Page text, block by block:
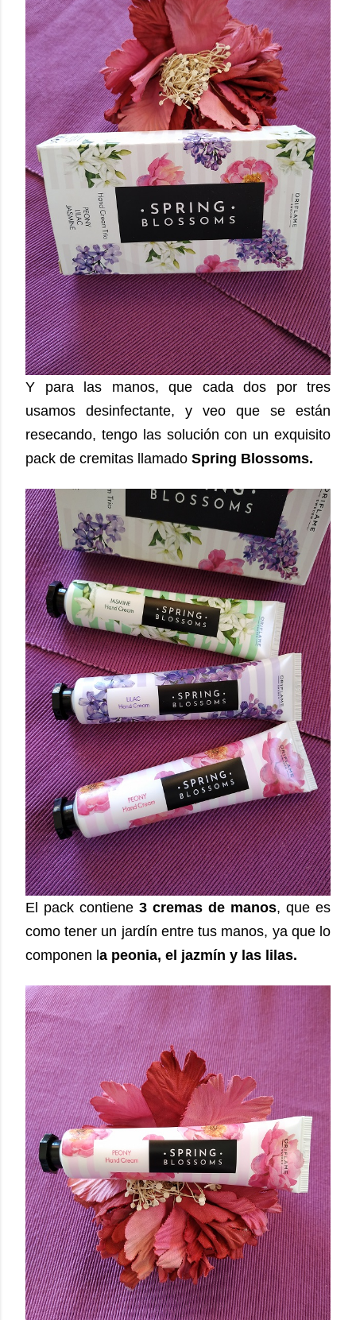
Y para las manos, que cada dos por tres
usamos desinfectante, y veo que se están
resecando, tengo las solución con un exquisito
pack de cremitas llamado Spring Blossoms.
El pack contiene 3 cremas de manos, que es
como tener un jardín entre tus manos, ya que lo
componen la peonia, el jazmín y las lilas.